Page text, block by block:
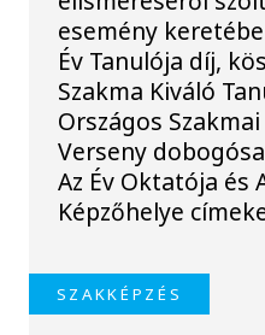
esemény
Év Tanulója díj,
Szakma Kiváló
Országos
Verseny
Az Év Oktatója és
Képzőhelye
SZAKKÉPZÉS